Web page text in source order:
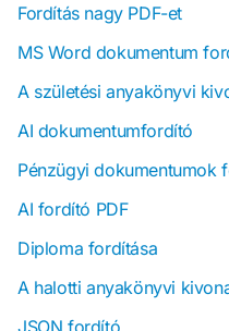
Fordítás nagy PDF-et
MS Word dokumentum
A születési anyakönyvi
AI dokumentumfordító
Pénzügyi dokumentumok
AI fordító PDF
Diploma fordítása
A halotti anyakönyvi
JSON fordító